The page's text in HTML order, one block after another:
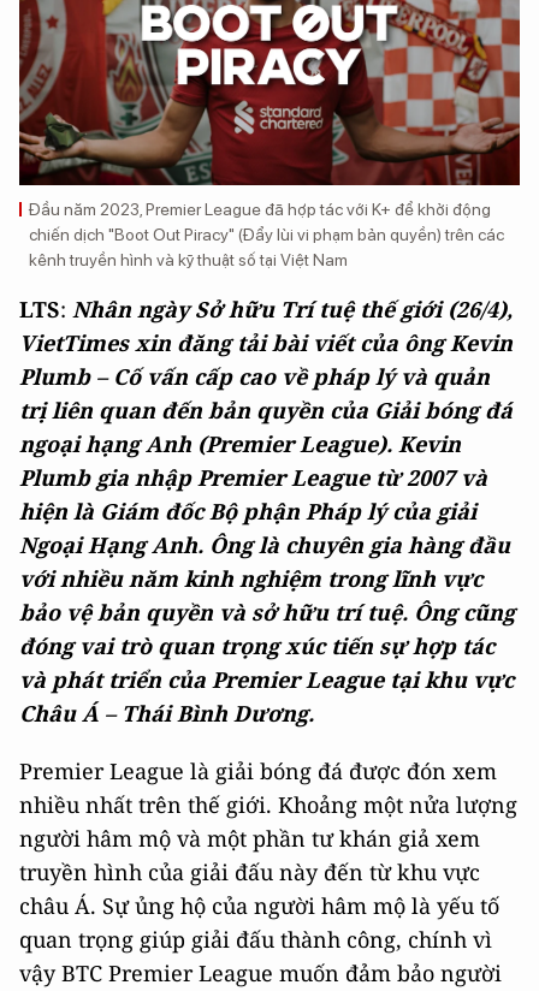
Đầu năm 2023, Premier League đã hợp tác với K+ để khởi động
chiến dịch "Boot Out Piracy" (Đẩy lùi vi phạm bản quyền) trên các
kênh truyền hình và kỹ thuật số tại Việt Nam
LTS: Nhân ngày Sở hữu Trí tuệ thế giới (26/4),
VietTimes xin đăng tải bài viết của ông Kevin
Plumb – Cố vấn cấp cao về pháp lý và quản
trị liên quan đến bản quyền của Giải bóng đá
ngoại hạng Anh (Premier League). Kevin
Plumb gia nhập Premier League từ 2007 và
hiện là Giám đốc Bộ phận Pháp lý của giải
Ngoại Hạng Anh. Ông là chuyên gia hàng đầu
với nhiều năm kinh nghiệm trong lĩnh vực
bảo vệ bản quyền và sở hữu trí tuệ. Ông cũng
đóng vai trò quan trọng xúc tiến sự hợp tác
và phát triển của Premier League tại khu vực
Châu Á – Thái Bình Dương.
Premier League là giải bóng đá được đón xem
nhiều nhất trên thế giới. Khoảng một nửa lượng
người hâm mộ và một phần tư khán giả xem
truyền hình của giải đấu này đến từ khu vực
châu Á. Sự ủng hộ của người hâm mộ là yếu tố
quan trọng giúp giải đấu thành công, chính vì
vậy BTC Premier League muốn đảm bảo người